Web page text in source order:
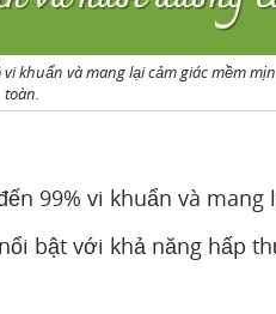
khuẩn và mang lại cảm giác mềm
toàn.
99% vi khuẩn và
bật với khả năng hấp